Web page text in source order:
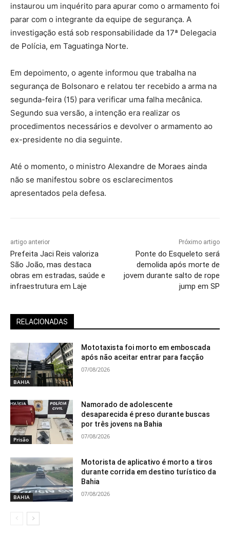
instaurou um inquérito para apurar como o armamento foi
parar com o integrante da equipe de segurança. A
investigação está sob responsabilidade da 17ª Delegacia
de Polícia, em Taguatinga Norte.
Em depoimento, o agente informou que trabalha na
segurança de Bolsonaro e relatou ter recebido a arma na
segunda-feira (15) para verificar uma falha mecânica.
Segundo sua versão, a intenção era realizar os
procedimentos necessários e devolver o armamento ao
ex-presidente no dia seguinte.
Até o momento, o ministro Alexandre de Moraes ainda
não se manifestou sobre os esclarecimentos
apresentados pela defesa.
artigo anterior
Prefeita Jaci Reis valoriza
São João, mas destaca
obras em estradas, saúde e
infraestrutura em Laje
Próximo artigo
Ponte do Esqueleto será
demolida após morte de
jovem durante salto de rope
jump em SP
RELACIONADAS
BAHIA
Mototaxista foi morto em emboscada
após não aceitar entrar para facção
07/08/2026
Prisão
Namorado de adolescente
desaparecida é preso durante buscas
por três jovens na Bahia
07/08/2026
BAHIA
Motorista de aplicativo é morto a tiros
durante corrida em destino turístico da
Bahia
07/08/2026